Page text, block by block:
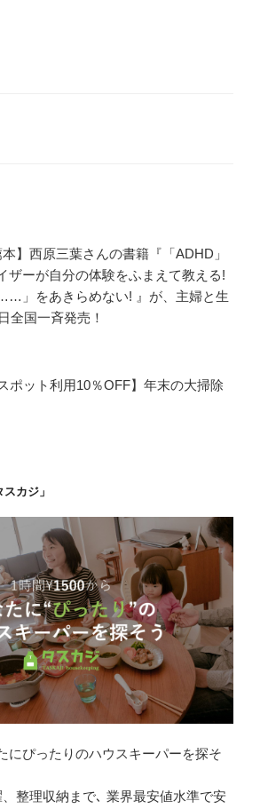
本】西原三葉さんの書籍『「ADHD」
ザーが自分の体験をふまえて教える!
」をあきらめない! 』が、主婦と生
全国一斉発売！
ポット利用10％OFF】年末の大掃除
カジ」
にぴったりのハウスキーパーを探そ
整理収納まで､ 業界最安値水準で安